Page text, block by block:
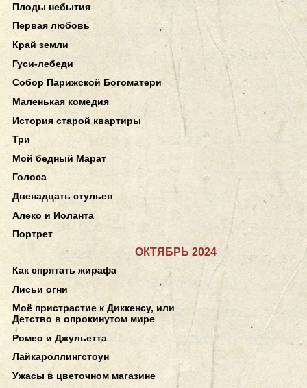
Плоды небытия
Первая любовь
Край земли
Гуси-лебеди
Собор Парижской Богоматери
Маленькая комедия
История старой квартиры
Три
Мой бедный Марат
Голоса
Двенадцать стульев
Алеко и Иоланта
Портрет
ОКТЯБРЬ 2024
Как спрятать жирафа
Лисьи огни
Моё пристрастие к Диккенсу, или
Детство в опрокинутом мире
Ромео и Джульетта
Лайкароллингстоун
Ужасы в цветочном магазине